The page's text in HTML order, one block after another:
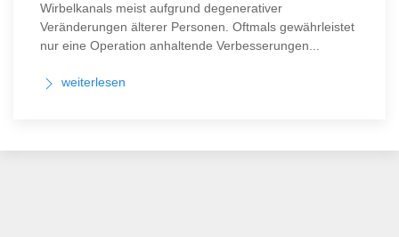
Wirbelkanals meist aufgrund degenerativer
Veränderungen älterer Personen. Oftmals gewährleistet
nur eine Operation anhaltende Verbesserungen...
weiterlesen